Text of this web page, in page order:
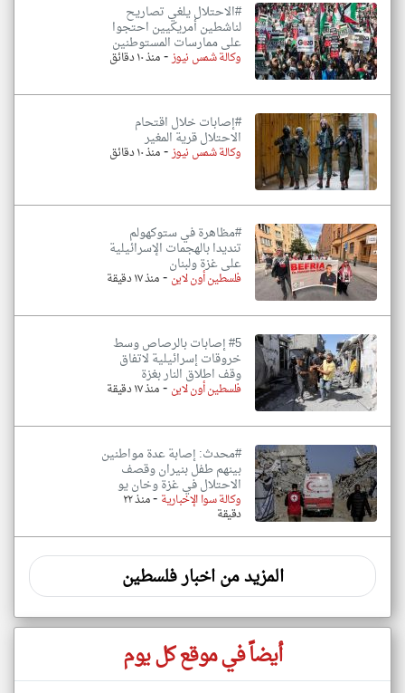
#الاحتلال يلغي تصاريح
لناشطين أمريكيين احتجوا
على ممارسات المستوطنين
وكالة شمس نيوز-منذ ١٠ دقائق
#إصابات خلال اقتحام
الاحتلال قرية المغير
وكالة شمس نيوز-منذ ١٠ دقائق
#مظاهرة في ستوكهولم
تنديدا بالهجمات الإسرائيلية
على غزة ولبنان
فلسطين أون لاين-منذ ١٧ دقيقة
#5 إصابات بالرصاص وسط
خروقات إسرائيلية لاتفاق
وقف اطلاق النار بغزة
فلسطين أون لاين -منذ ١٧ دقيقة
#محدث: إصابة عدة مواطنين
بينهم طفل بنيران وقصف
الاحتلال في غزة وخان يو
وكالة سوا الإخبارية - منذ ٢٢
دقيقة
المزيد من اخبار فلسطين
أيضاً في موقع كل يوم